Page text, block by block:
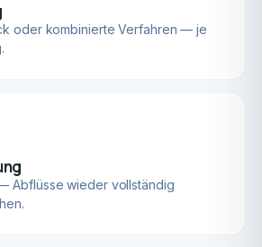
oder kombinierte Verfahren — je
Abflüsse wieder vollständig